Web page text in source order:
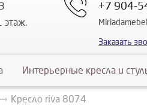
этаж.
+7 904-
Заказать
Интерьерные кресла и
Кресло riva 8074